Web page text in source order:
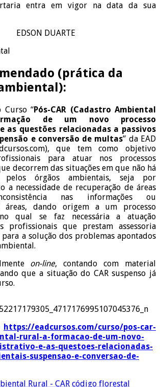
entra em vigor na data da sua
EDSON DUARTE
(prática da
Curso “Pós-CAR (Cadastro Ambiental
de um novo processo
as questões relacionadas a passivos
e conversão de multas” da EAD
que tem como objetivo
para atuar nos processos
decorrem das situações em que não há
pelos órgãos ambientais, seja por
a necessidade de recuperação de áreas
nas informações ou
áreas, dando origem a um processo
qual se faz necessária a atuação
profissionais que prestam assessoria
a solução dos problemas apontados
on-line, contando com material
que a situação do CAR suspenso já
https://eadcursos.com/curso/pos-car-
rural-a-formacao-de-um-novo-
e-as-questoes-relacionadas-
suspensao-e-conversao-de-
Rural - CAR código florestal